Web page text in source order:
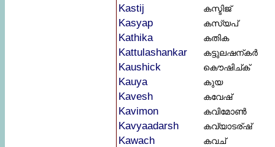
Kastij കസ്ടിജ്
Kasyap കസ്യപ്
Kathika കതിക
Kattulashankar കട്ടുലഷന്കർ
Kaushick കൌഷിച്ക്
Kauya കുയ
Kavesh കവേഷ്
Kavimon കവിമോണ്‍
Kavyaadarsh കവ്യാടര്ഷ്
Kawach കവച്